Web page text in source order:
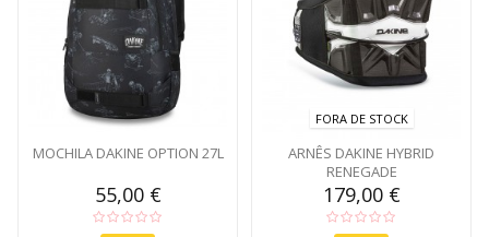
MOCHILA DAKINE OPTION 27L
55,00 €
FORA DE STOCK
ARNÊS DAKINE HYBRID
RENEGADE
179,00 €